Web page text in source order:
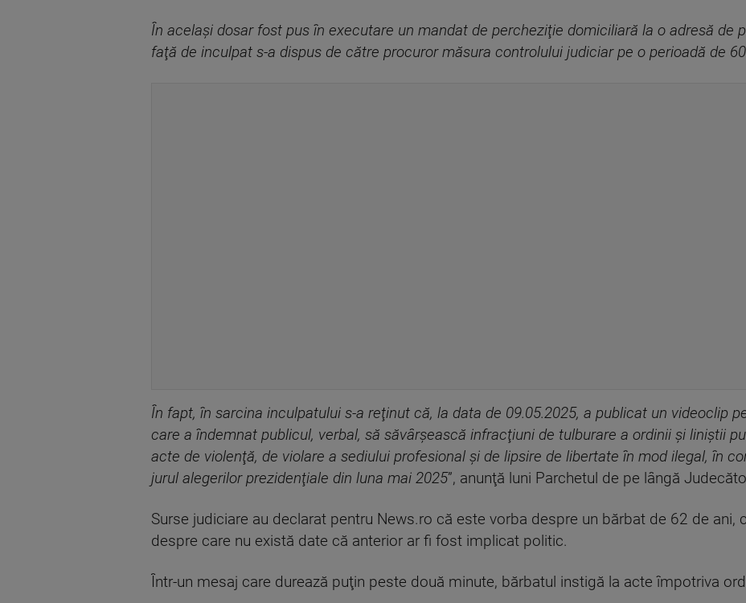
În acelaşi dosar fost pus în executare un mandat de percheziţie domiciliară la o adresă de
faţă de inculpat s-a dispus de către procuror măsura controlului judiciar pe o perioadă de
În fapt, în sarcina inculpatului s-a reţinut că, la data de 09.05.2025, a publicat un videoclip
care a îndemnat publicul, verbal, să săvârşească infracţiuni de tulburare a ordinii şi liniştii
acte de violenţă, de violare a sediului profesional şi de lipsire de libertate în mod ilegal, în
jurul alegerilor prezidenţiale din luna mai 2025”, anunţă luni Parchetul de pe lângă
Surse judiciare au declarat pentru News.ro că este vorba despre un bărbat de 62 de ani,
despre care nu există date că anterior ar fi fost implicat politic.
Într-un mesaj care durează puţin peste două minute, bărbatul instigă la acte împotriva